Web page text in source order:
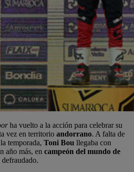
ha vuelto a la acción para celebrar su
vez en territorio andorrano. A falta de
temporada, Toni Bou llegaba con
año más, en campeón del mundo de